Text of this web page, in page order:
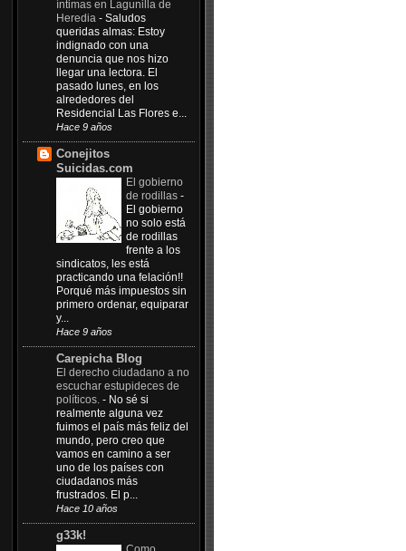
íntimas en Lagunilla de
Heredia - Saludos
queridas almas: Estoy
indignado con una
denuncia que nos hizo
llegar una lectora. El
pasado lunes, en los
alrededores del
Residencial Las Flores e...
Hace 9 años
Conejitos
Suicidas.com
El gobierno
de rodillas -
El gobierno
no solo está
de rodillas
frente a los
sindicatos, les está
practicando una felación!!
Porqué más impuestos sin
primero ordenar, equiparar
y...
Hace 9 años
Carepicha Blog
El derecho ciudadano a no
escuchar estupideces de
políticos. - No sé si
realmente alguna vez
fuimos el país más feliz del
mundo, pero creo que
vamos en camino a ser
uno de los países con
ciudadanos más
frustrados. El p...
Hace 10 años
g33k!